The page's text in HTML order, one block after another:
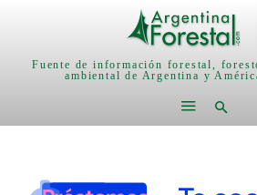
Fuente de información forestal,
ambiental de Argentina y